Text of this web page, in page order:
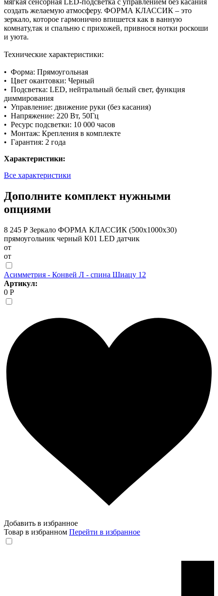
создать желаемую атмосферу. ФОРМА КЛАССИК – это
зеркало, которое гармонично впишется как в ванную
комнату,так и спальню с прихожей, привнося нотки роскоши
и уюта.
Технические характеристики:
• Форма: Прямоугольная
• Цвет окантовки: Черный
• Подсветка: LED, нейтральный белый свет, функция
диммирования
• Управление: движение руки (без касания)
• Напряжение: 220 Вт, 50Гц
• Ресурс подсветки: 10 000 часов
• Монтаж: Крепления в комплекте
• Гарантия: 2 года
Характеристики:
Все характеристики
Дополните комплект нужными
опциями
8 245 Р Зеркало ФОРМА КЛАССИК (500х1000х30)
прямоугольник черный К01 LED датчик
от
от
Асимметрия - Конвей Л - спина Шиацу 12
Артикул:
0 Р
Добавить в избранное
Товар в избранном Перейти в избранное